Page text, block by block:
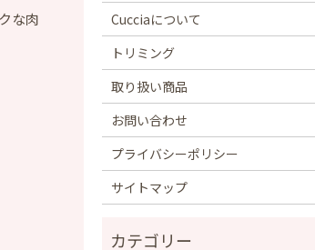
な肉
Cucciaについて
トリミング
取り扱い商品
お問い合わせ
プライバシーポリシー
サイトマップ